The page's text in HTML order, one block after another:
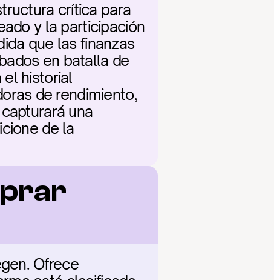
crítica para
y la participación
que las finanzas
en batalla de
el historial
de rendimiento,
una
de la
Ofrece